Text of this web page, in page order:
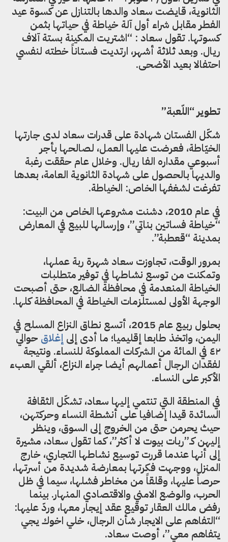
الثانوية، قايضت سعاد والدها بالتنازل عن كسوة عيد
الفطر مقابل شراء أول آلة خياطة في حياتها بثمن
كسوتها. تقول سعاد : “اشتريت المكينة بستة آلاف
ريال. وبعد ثلاثة أشهر، ارتديت فستاناً خطته لنفسي
احتفالا بعيد الأضحى.
تطوير “اللّعبة”
شكّل الفستان شهادة على قدرات سعاد لدى جارتها
الخيّاطة، فعرضت عليها العمل، لصالحها بأجر
أسبوعي مقداره الفا ريال. وخلال عام حققت رغبة
والديها بالحصول على شهادة الثانوية العامة، بعدها
تفرغت لشغفها الخاص: الخياطة.
في عام 2010، دشنت مشروعها الخاص من البيت:
“خياطة فساتين بناتي”، وإرسالها للبيع في المعارض
بمدينة “قعطبة”.
بمرور الوقت، تجاوزت سعاد شهرة ربة عملها،
وتمكنت من توسع نشاطها في توفير متطلبات
الخياطة المنعدمة في محافظة الضالع، حتى أصبحت
الوجهة الأولى لمستلزمات الخياطة في المحافظة كلها.
بحلول ربيع عام 2015، أتسع نطاق النزاع المسلح في
اليمن، واتخذ طابعا إقليميا؛ ما أدى إلى إغلاق حوالي
٤٢ في المائة من الشركات المملوكة للنساء. ونتيجة
لفقدان الرجال أعمالهم أيضا جراء النزاع، ألقي العبء
الأكبر على النساء.
في المنطقة التي تنتمي إليها سعاد، تشكّل الثقافة
السائدة قيدا إضافيا على أنشطة النساء وحركتهن،
حيث يحرمن حتى من الخروج إلى السوق، وينظر
إليهن كـ”ربات بيوت لا أكثر”، كما تقول سعاد، مشيرة
إلى أنها عندما قررت توسيع نشاطها التجاري، خارج
المنزل، ووجهت فكرتها بمعارضة شديدة من أسرتها،
حرصاً عليها، وقلقاً من مخاطر فشلها، سيما في ظل
الحرب، والوضع الامني والاقتصادي المنهار. بينما
رفض مالك العقار توقيع عقد إيجار معها، وردّ عليها:
“التفاهم على الايجار شأن الرجال، خلي اخوك يجي
يتفاهم معي”، أوصت سعاد.